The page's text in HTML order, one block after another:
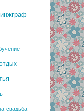
инжграф
свадьба